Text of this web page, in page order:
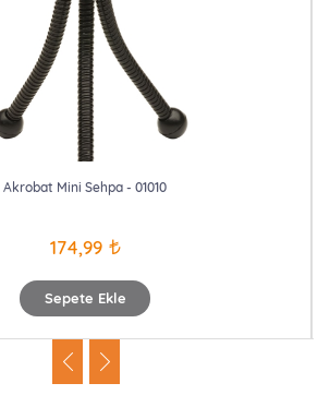
Sepete Ekle
Akrobat Mini Sehpa - 01010
174,99